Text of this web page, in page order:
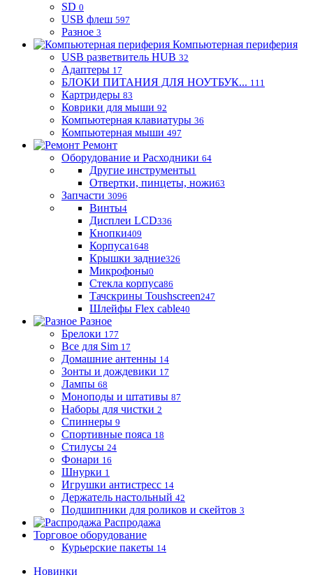
SD 0
USB флеш 597
Разное 3
Компьютерная периферия
USB разветвитель HUB 32
Адаптеры 17
БЛОКИ ПИТАНИЯ ДЛЯ НОУТБУК... 111
Картридеры 83
Коврики для мыши 92
Компьютерная клавиатуры 36
Компьютерная мыши 497
Ремонт
Оборудование и Расходники 64
Другие инструменты1
Отвертки, пинцеты, ножи63
Запчасти 3096
Винты4
Дисплеи LCD336
Кнопки409
Корпуса1648
Крышки задние326
Микрофоны0
Стекла корпуса86
Тачскрины Toushscreen247
Шлейфы Flex cable40
Разное
Брелоки 177
Все для Sim 17
Домашние антенны 14
Зонты и дождевики 17
Лампы 68
Моноподы и штативы 87
Наборы для чистки 2
Спиннеры 9
Спортивные пояса 18
Стилусы 24
Фонари 16
Шнурки 1
Игрушки антистресс 14
Держатель настольный 42
Подшипники для роликов и скейтов 3
Распродажа
Торговое оборудование
Курьерские пакеты 14
Новинки